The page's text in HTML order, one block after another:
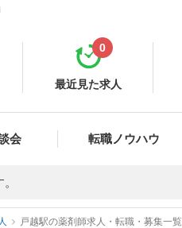
最近見た求人
0
会 転職ノウハウ
戸越駅の薬剤師求人・転職・募集一覧